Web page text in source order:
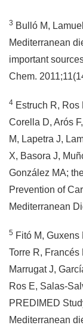
3 Bulló M,
Mediterranean
important
Chem.
4 Estruch R, Ros
Corella D, Arós
M, Lapetra J,
X, Basora J,
González MA;
Prevention of
Mediterranean
5 Fitó M,
Torre R,
Marrugat J,
Ros E, Salas-
PREDIMED
Mediterranean